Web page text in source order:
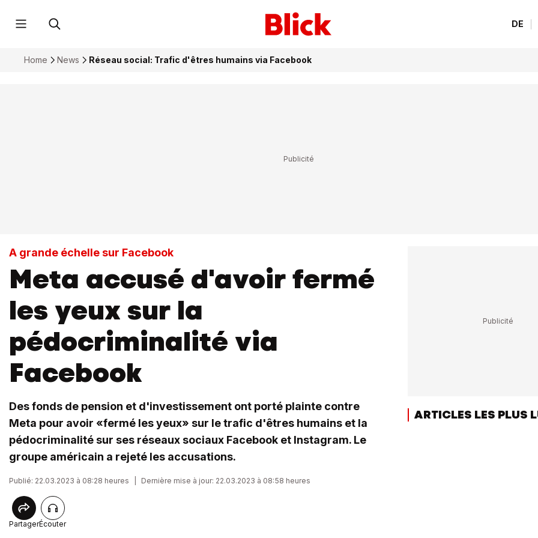
DE
Home News Réseau social: Trafic d'êtres humains via Facebook
A grande échelle sur Facebook
Meta accusé d'avoir fermé
les yeux sur la
pédocriminalité via
Facebook
Des fonds de pension et d'investissement ont porté plainte contre
Meta pour avoir «fermé les yeux» sur le trafic d'êtres humains et la
pédocriminalité sur ses réseaux sociaux Facebook et Instagram. Le
groupe américain a rejeté les accusations.
Publié: 22.03.2023 à 08:28 heures Dernière mise à jour: 22.03.2023 à 08:58 heures
PartagerÉcouter
ARTICLES LES PLUS